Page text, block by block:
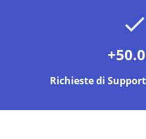
Richieste di